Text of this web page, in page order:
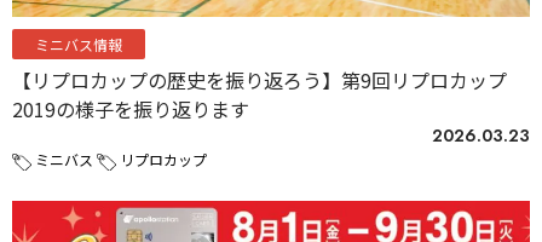
ミニバス情報
【リプロカップの歴史を振り返ろう】第9回リプロカップ
2019の様子を振り返ります
2026.03.23
ミニバス リプロカップ